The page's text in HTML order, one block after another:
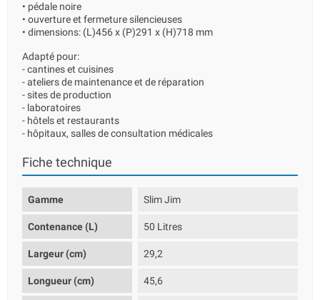
• pédale noire
• ouverture et fermeture silencieuses
• dimensions: (L)456 x (P)291 x (H)718 mm
Adapté pour:
- cantines et cuisines
- ateliers de maintenance et de réparation
- sites de production
- laboratoires
- hôtels et restaurants
- hôpitaux, salles de consultation médicales
Fiche technique
Gamme Slim Jim
Contenance (L) 50 Litres
Largeur (cm) 29,2
Longueur (cm) 45,6